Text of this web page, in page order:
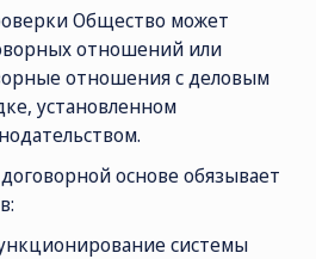
Общество может
отношений или
отношения с деловым
установленном
основе обязывает
системы